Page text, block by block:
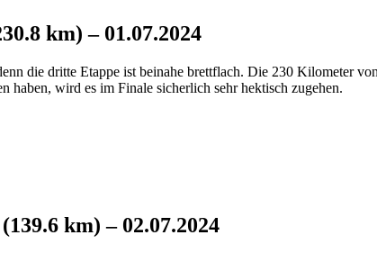
km) – 01.07.2024
die dritte Etappe ist beinahe brettflach. Die 230 Kilometer
haben, wird es im Finale sicherlich sehr hektisch zugehen.
km) – 02.07.2024